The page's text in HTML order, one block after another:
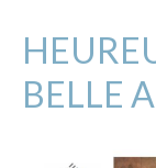
BELLE